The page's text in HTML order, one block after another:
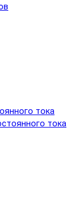
тока
тока